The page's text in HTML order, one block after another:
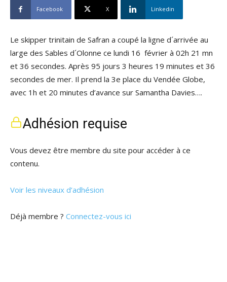
Facebook X Linkedin
Le skipper trinitain de Safran a coupé la ligne d´arrivée au
large des Sables d´Olonne ce lundi 16 février à 02h 21 mn
et 36 secondes. Après 95 jours 3 heures 19 minutes et 36
secondes de mer. Il prend la 3e place du Vendée Globe,
avec 1h et 20 minutes d’avance sur Samantha Davies….
Adhésion requise
Vous devez être membre du site pour accéder à ce
contenu.
Voir les niveaux d’adhésion
Déjà membre ? Connectez-vous ici